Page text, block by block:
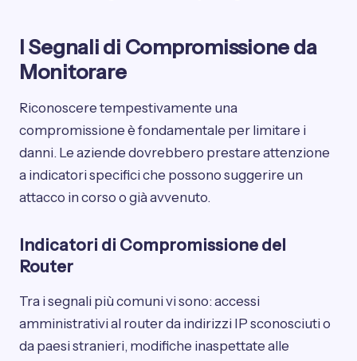
I Segnali di Compromissione da
Monitorare
Riconoscere tempestivamente una
compromissione è fondamentale per limitare i
danni. Le aziende dovrebbero prestare attenzione
a indicatori specifici che possono suggerire un
attacco in corso o già avvenuto.
Indicatori di Compromissione del
Router
Tra i segnali più comuni vi sono: accessi
amministrativi al router da indirizzi IP sconosciuti o
da paesi stranieri, modifiche inaspettate alle